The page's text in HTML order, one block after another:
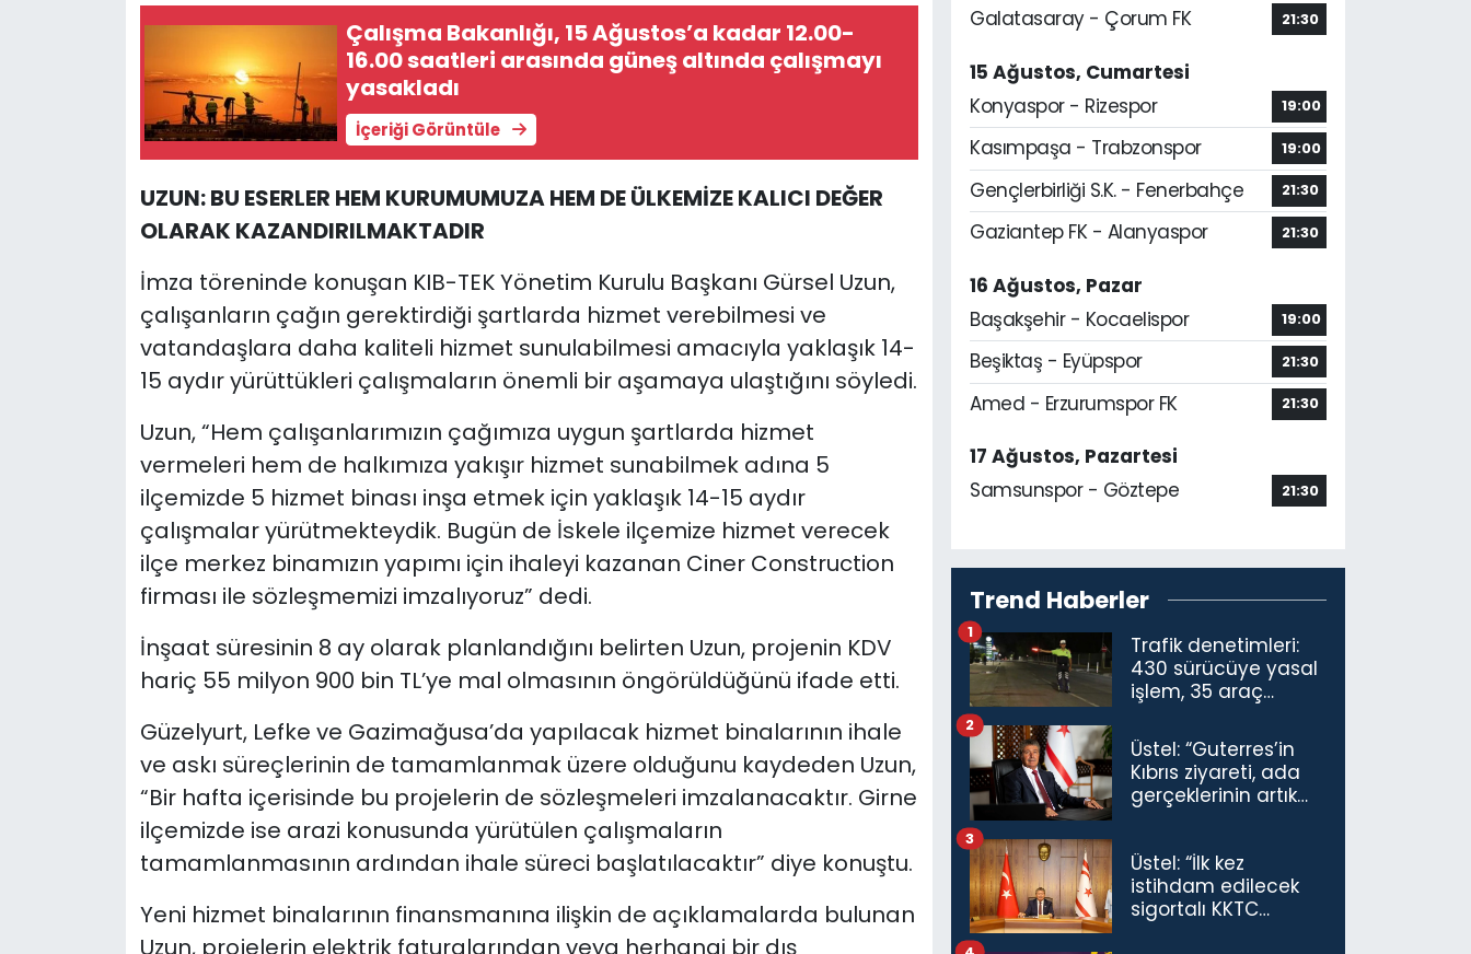
Çalışma Bakanlığı, 15 Ağustos’a kadar 12.00-
16.00 saatleri arasında güneş altında çalışmayı
yasakladı
İçeriği Görüntüle
UZUN: BU ESERLER HEM KURUMUMUZA HEM DE ÜLKEMİZE KALICI DEĞER
OLARAK KAZANDIRILMAKTADIR
İmza töreninde konuşan KIB-TEK Yönetim Kurulu Başkanı Gürsel Uzun,
çalışanların çağın gerektirdiği şartlarda hizmet verebilmesi ve
vatandaşlara daha kaliteli hizmet sunulabilmesi amacıyla yaklaşık 14-
15 aydır yürüttükleri çalışmaların önemli bir aşamaya ulaştığını söyledi.
Uzun, “Hem çalışanlarımızın çağımıza uygun şartlarda hizmet
vermeleri hem de halkımıza yakışır hizmet sunabilmek adına 5
ilçemizde 5 hizmet binası inşa etmek için yaklaşık 14-15 aydır
çalışmalar yürütmekteydik. Bugün de İskele ilçemize hizmet verecek
ilçe merkez binamızın yapımı için ihaleyi kazanan Ciner Construction
firması ile sözleşmemizi imzalıyoruz” dedi.
İnşaat süresinin 8 ay olarak planlandığını belirten Uzun, projenin KDV
hariç 55 milyon 900 bin TL’ye mal olmasının öngörüldüğünü ifade etti.
Güzelyurt, Lefke ve Gazimağusa’da yapılacak hizmet binalarının ihale
ve askı süreçlerinin de tamamlanmak üzere olduğunu kaydeden Uzun,
“Bir hafta içerisinde bu projelerin de sözleşmeleri imzalanacaktır. Girne
ilçemizde ise arazi konusunda yürütülen çalışmaların
tamamlanmasının ardından ihale süreci başlatılacaktır” diye konuştu.
Yeni hizmet binalarının finansmanına ilişkin de açıklamalarda bulunan
Uzun, projelerin elektrik faturalarından veya herhangi bir dış
Galatasaray - Çorum FK
21:30
15 Ağustos, Cumartesi
Konyaspor - Rizespor
19:00
Kasımpaşa - Trabzonspor 19:00
Gençlerbirliği S.K. - Fenerbahçe 21:30
Gaziantep FK - Alanyaspor 21:30
16 Ağustos, Pazar
Başakşehir - Kocaelispor
19:00
Beşiktaş - Eyüpspor 21:30
Amed - Erzurumspor FK 21:30
17 Ağustos, Pazartesi
Samsunspor - Göztepe
21:30
Trend Haberler
Trafik denetimleri:
430 sürücüye yasal
işlem, 35 araç
1
Üstel: “Guterres’in
Kıbrıs ziyareti, ada
gerçeklerinin artık
göstermiştir”
2
Üstel: “İlk kez
istihdam edilecek
sigortalı KKTC
3
Video Galeri
Yazarlar